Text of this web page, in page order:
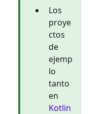
Los
proye
ctos
de
ejemp
lo
tanto
en
Kotlin